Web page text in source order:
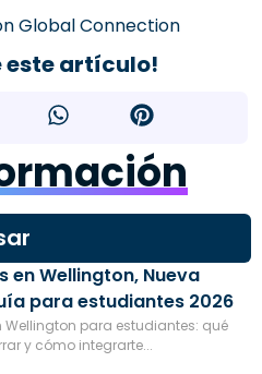
Global Connection
este artículo!
en Wellington, Nueva
para estudiantes 2026
Wellington para estudiantes: qué
y cómo integrarte...